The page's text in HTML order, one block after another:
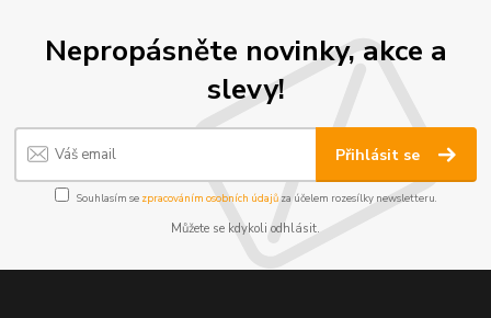
Nepropásněte novinky, akce a
slevy!
Přihlásit se
Souhlasím se zpracováním osobních údajůza účelem rozesílky newsletteru.
Můžete se kdykoli odhlásit.